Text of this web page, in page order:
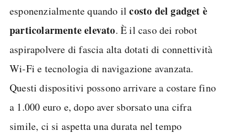
esponenzialmente quando ilcosto del gadget è
particolarmente elevato. È il caso dei robot
aspirapolvere di fascia alta dotati di connettività
Wi-Fi e tecnologia di navigazione avanzata.
Questi dispositivi possono arrivare a costare fino
a 1.000 euro e, dopo aver sborsato una cifra
simile, ci si aspetta una durata nel tempo